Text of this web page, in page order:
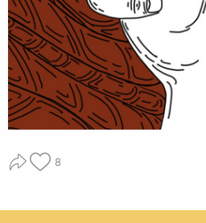
8